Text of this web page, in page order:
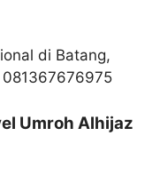
Umroh Alhijaz